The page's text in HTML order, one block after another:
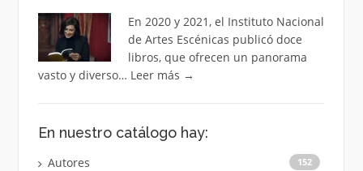
En 2020 y 2021, el Instituto Nacional
de Artes Escénicas publicó doce
libros, que ofrecen un panorama
vasto y diverso… Leer más →
En nuestro catálogo hay:
Autores 152